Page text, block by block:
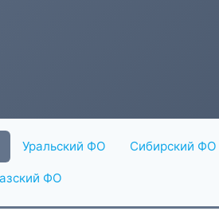
Уральский ФО Сибирский ФО
ФО